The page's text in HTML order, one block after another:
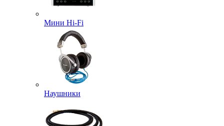
Мини Hi-Fi
Наушники